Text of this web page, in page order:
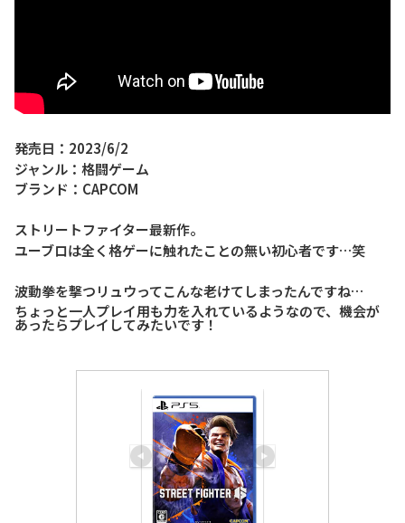
発売日：2023/6/2
ジャンル：格闘ゲーム
ブランド：CAPCOM
ストリートファイター最新作。
ユーブロは全く格ゲーに触れたことの無い初心者です…笑
波動拳を撃つリュウってこんな老けてしまったんですね…
ちょっと一人プレイ用も力を入れているようなので、機会が
あったらプレイしてみたいです！